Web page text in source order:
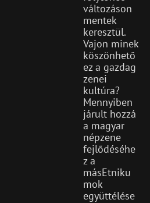
változáson
mentek
keresztül.
Vajon minek
köszönhető
ez a gazdag
zenei
kultúra?
Mennyiben
járult hozzá
a magyar
népzene
fejlődéséhe
z a
másEtniku
mok
együttélése